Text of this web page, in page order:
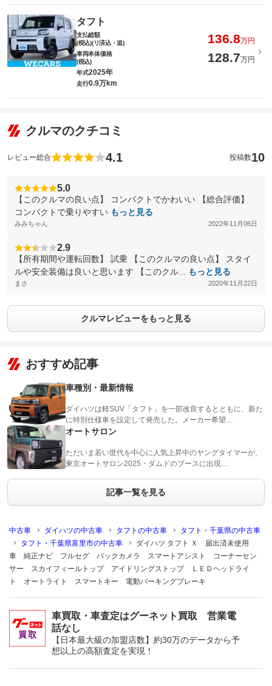
タフト
支払総額
(税込)(リ済込・追)
136.8万円
車両本体価格
(税込)
128.7万円
年式2025年
走行0.9万km
クルマのクチコミ
レビュー総合 4.1 投稿数10
5.0
【このクルマの良い点】 コンパクトでかわいい 【総合評価】
コンパクトで乗りやすい もっと見る
みみちゃん 2022年11月06日
2.9
【所有期間や運転回数】 試乗 【このクルマの良い点】 スタイ
ルや安全装備は良いと思います 【このクル...
もっと見る
まさ 2020年11月22日
クルマレビューをもっと見る
おすすめ記事
車種別・最新情報
ダイハツは軽SUV「タフト」を一部改良するとともに、新た
に特別仕様車を設定して発売した。メーカー希望…
オートサロン
ただいま若い世代を中心に人気上昇中のヤングタイマーが、
東京オートサロン2025・ダムドのブースに出現…
記事一覧を見る
中古車 ダイハツの中古車 タフトの中古車
タフト・千葉県の中古車
タフト・千葉県富里市の中古車
ダイハツ タフト Ｘ 届出済未使用
車 純正ナビ フルセグ バックカメラ スマートアシスト コーナーセン
サー スカイフィールトップ アイドリングストップ ＬＥＤヘッドライ
ト オートライト スマートキー 電動パーキングブレーキ
車買取・車査定はグーネット買取 営業電
話なし
【日本最大級の加盟店数】約30万のデータから予
想以上の高額査定を実現！